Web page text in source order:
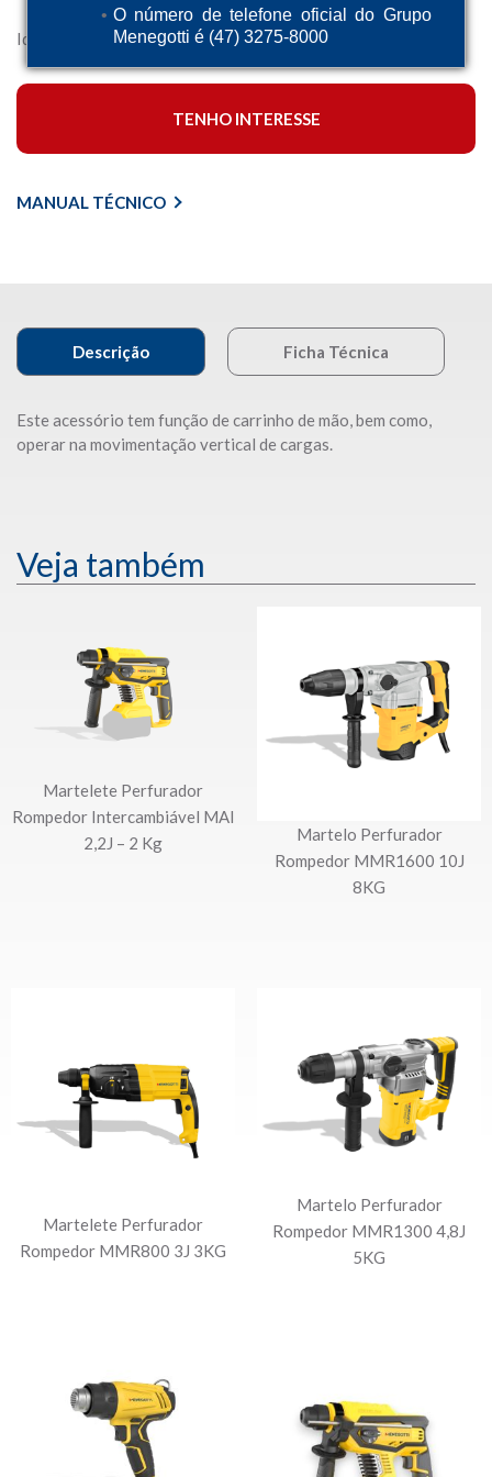
O número de telefone oficial do Grupo
Menegotti é (47) 3275-8000
Ideal para o deslocamento horizontal de materiais.
TENHO INTERESSE
MANUAL TÉCNICO
Descrição Ficha Técnica
Este acessório tem função de carrinho de mão, bem como,
operar na movimentação vertical de cargas.
Veja também
Martelete Perfurador
Rompedor Intercambiável MAI
2,2J – 2 Kg
Martelo Perfurador
Rompedor MMR1600 10J
8KG
Martelete Perfurador
Rompedor MMR800 3J 3KG
Martelo Perfurador
Rompedor MMR1300 4,8J
5KG